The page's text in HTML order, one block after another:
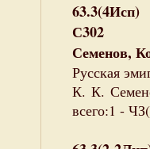
63.3(4Исп)
С302
Семенов,
Русская
К. К.
всего:1 -